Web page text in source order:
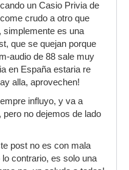
un Casio Privia de
crudo a otro que
simplemente es una
que se quejan porque
audio de 88 sale muy
en España estaria re
alla, aprovechen!
influyo, y va a
no dejemos de lado
post no es con mala
contrario, es solo una